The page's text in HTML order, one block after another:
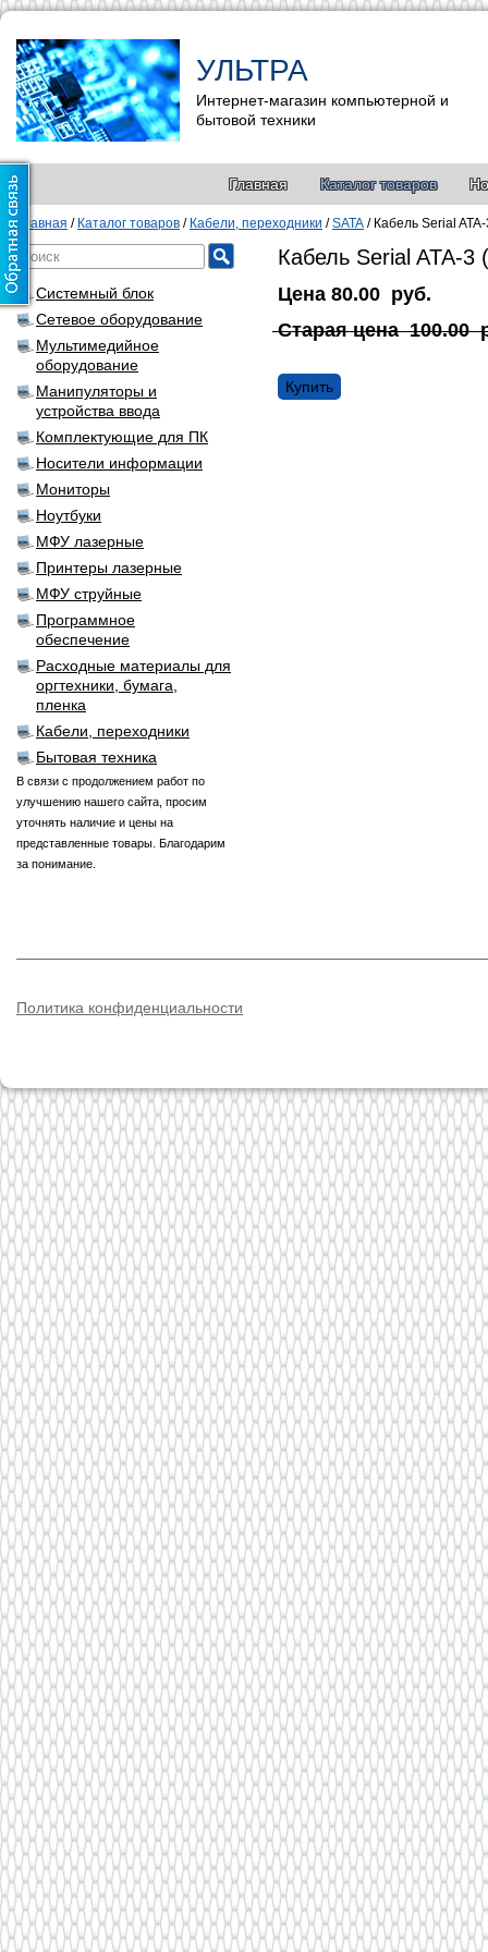
УЛЬТРА
Интернет-магазин компьютерной и
бытовой техники
Главная Каталог товаров
Главная / Каталог товаров / Кабели, переходники / SATA / Кабель Serial
Системный блок
Сетевое оборудование
Мультимедийное
оборудование
Манипуляторы и
устройства ввода
Комплектующие для ПК
Носители информации
Мониторы
Ноутбуки
МФУ лазерные
Принтеры лазерные
МФУ струйные
Программное
обеспечение
Расходные материалы для
оргтехники, бумага,
пленка
Кабели, переходники
Бытовая техника
В связи с продолжением работ по
улучшению нашего сайта, просим
уточнять наличие и цены на
представленные товары. Благодарим
за понимание.
Кабель Serial ATA-3
Цена 80.00 руб.
Старая цена 100.00
Купить
Политика конфиденциальности